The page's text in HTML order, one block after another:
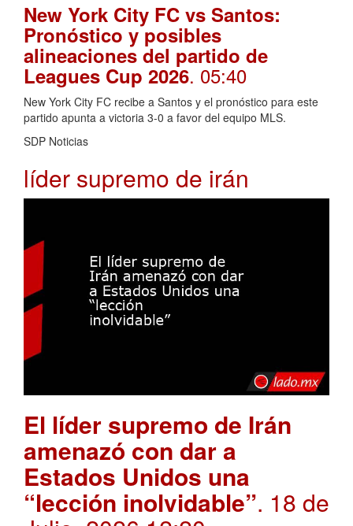
New York City FC vs Santos:
Pronóstico y posibles
alineaciones del partido de
Leagues Cup 2026. 05:40
New York City FC recibe a Santos y el pronóstico para este
partido apunta a victoria 3-0 a favor del equipo MLS.
SDP Noticias
líder supremo de irán
El líder supremo de Irán
amenazó con dar a
Estados Unidos una
“lección inolvidable”. 18 de